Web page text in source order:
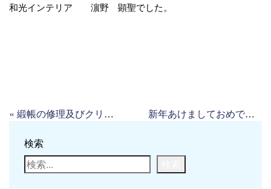
和光インテリア 濵野 顕聖でした。
« 緞帳の修理及びクリーニングを行って参りました 新年あけましておめでとうございます。
検索